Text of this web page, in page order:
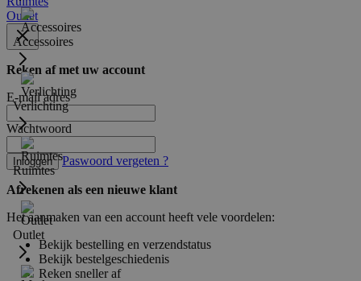
Accessoires
Verlichting
Ruimtes
Outlet
Outlet
Reken af met uw account
E-mail adres
Wachtwoord
Inloggen Paswoord vergeten ?
Afrekenen als een nieuwe klant
Het aanmaken van een account heeft vele voordelen:
Bekijk bestelling en verzendstatus
Bekijk bestelgeschiedenis
Reken sneller af